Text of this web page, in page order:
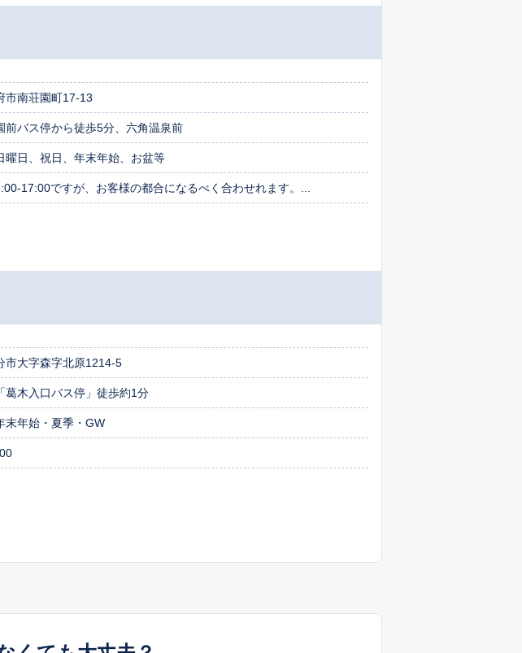
市南荘園町17-13
前バス停から徒歩5分、六角温泉前
曜日、祝日、年末年始、お盆等
17:00ですが、お客様の都合になるべく合わせれます。...
市大字森字北原1214-5
葛木入口バス停」徒歩約1分
末年始・夏季・GW